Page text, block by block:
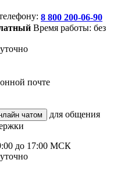
8 800 200-06-90
Время работы: без
почте
чатом
для общения
до 17:00 МСК